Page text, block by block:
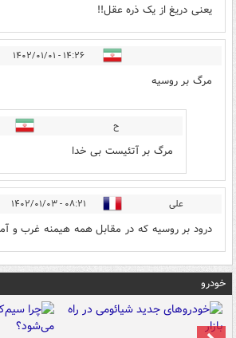
یعنی دریغ از یک ذره عقل!!
۱۴:۲۶ - ۱۴۰۲/۰۱/۰۱
مرگ بر روسیه
ح
مرگ بر آتئیست بی خدا
علی ۰۸:۲۱ - ۱۴۰۲/۰۱/۰۳
درود بر روسیه که در مقابل همه هیمنه غرب و
خودرو